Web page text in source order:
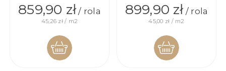
859,90 zł/ rola
45,26 zł / m2
899,90 zł/ rola
45,00 zł / m2